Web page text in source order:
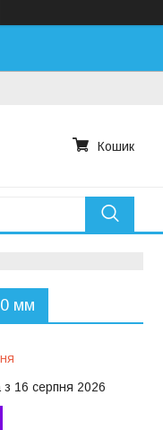
Кошик
мм
з 16 серпня 2026